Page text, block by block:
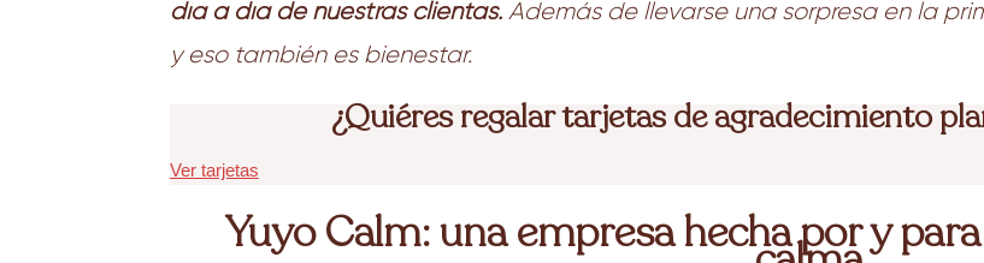
día a día de nuestras clientas.Además de llevarse una sorpresa en la
y eso también es bienestar.
¿Quiéres regalar tarjetas de agradecimiento
Ver tarjetas
Yuyo Calm: una empresa hecha por y